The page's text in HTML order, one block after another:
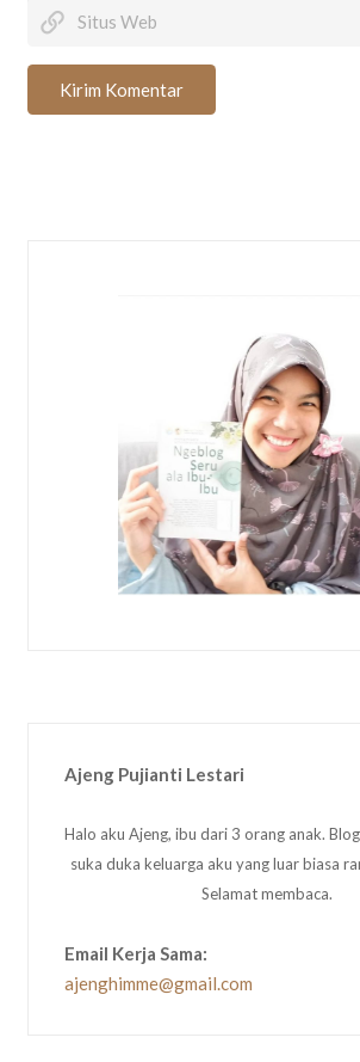
Kirim Komentar
Ajeng Pujianti Lestari
Halo aku Ajeng, ibu dari 3 orang anak.
suka duka keluarga aku yang luar biasa
Selamat membaca.
Email Kerja Sama:
ajenghimme@gmail.com